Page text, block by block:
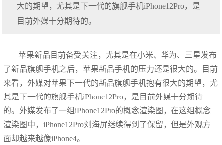
大的期望，尤其是下一代的旗舰手机iPhone12Pro，是
目前外媒十分期待的。
苹果新品目前备受关注，尤其是在小米、华为、三星发布
了新品旗舰手机之后，苹果新品手机的压力还是很大的。目前
来看，外媒对苹果下一代的新品旗舰手机抱有很大的期望，尤
其是下一代的旗舰手机iPhone12Pro，是目前外媒十分期待
的。外媒发布了一组iPhone12Pro的概念渲染图，在这组概念
渲染图中，iPhone12Pro刘海屏继续得到了保留，但是外观方
面却越来越像iPhone4。